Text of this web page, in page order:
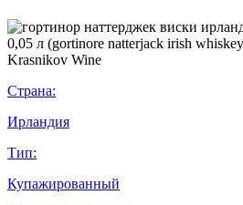
Страна:
Ирландия
Тип:
Купажированный